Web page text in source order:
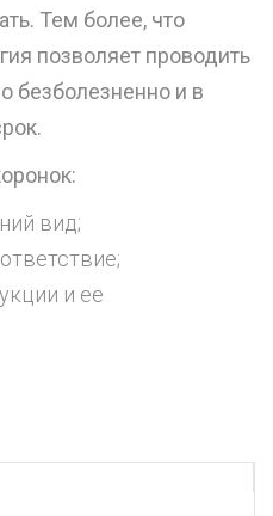
Тем более, что
позволяет проводить
безболезненно и в
вид;
и ее